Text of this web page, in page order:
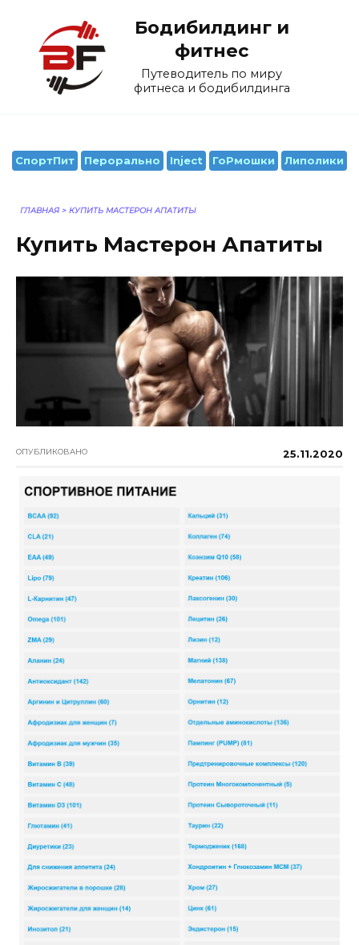
содержанию
Бодибилдинг и
фитнес
Путеводитель по миру
фитнеса и бодибилдинга
СпортПит Перорально Inject ГоРмошки Липолики
ГЛАВНАЯ > КУПИТЬ МАСТЕРОН АПАТИТЫ
Купить Мастерон Апатиты
ОПУБЛИКОВАНО 25.11.2020